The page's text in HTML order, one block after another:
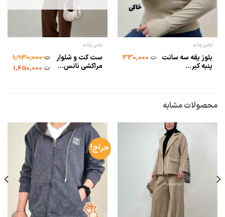
لباس زنانه
بلوز یقه سه سانت
پنبه کبر...
ت330,000
لباس زنانه
ست کت و شلوار
مراکشی نانس...
ت1,930,000
ت1,650,000
محصولات مشابه
حراج!